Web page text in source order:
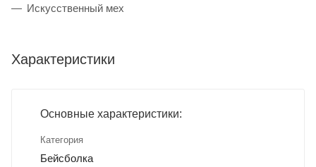
Искусственный мех
Характеристики
Основные характеристики:
Категория
Бейсболка